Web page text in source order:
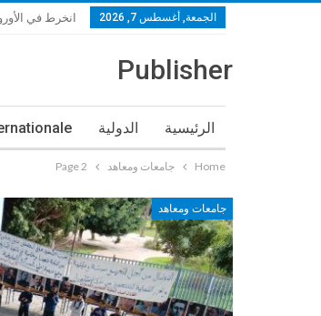
الجمعة, أغسطس 7, 2026 انخرط في
Publisher
الرئيسية الدولية
Home جامعات ومعاهد Page 2
جامعات ومعاهد